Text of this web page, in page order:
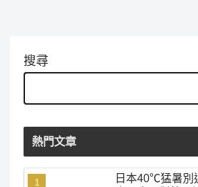
搜尋
熱門文章
日本40℃猛暑別